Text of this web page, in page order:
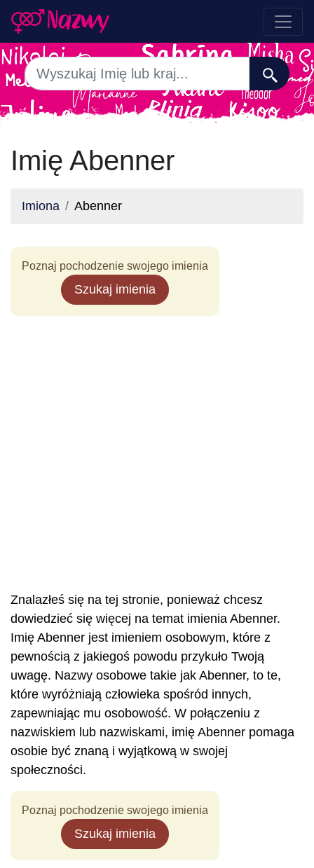
Imię Abenner
Imiona Abenner
Poznaj pochodzenie swojego imienia
Szukaj imienia
Znalazłeś się na tej stronie, ponieważ chcesz
dowiedzieć się więcej na temat imienia Abenner.
Imię Abenner jest imieniem osobowym, które z
pewnością z jakiegoś powodu przykuło Twoją
uwagę. Nazwy osobowe takie jak Abenner, to te,
które wyróżniają człowieka spośród innych,
zapewniając mu osobowość. W połączeniu z
nazwiskiem lub nazwiskami, imię Abenner pomaga
osobie być znaną i wyjątkową w swojej
społeczności.
Poznaj pochodzenie swojego imienia
Szukaj imienia